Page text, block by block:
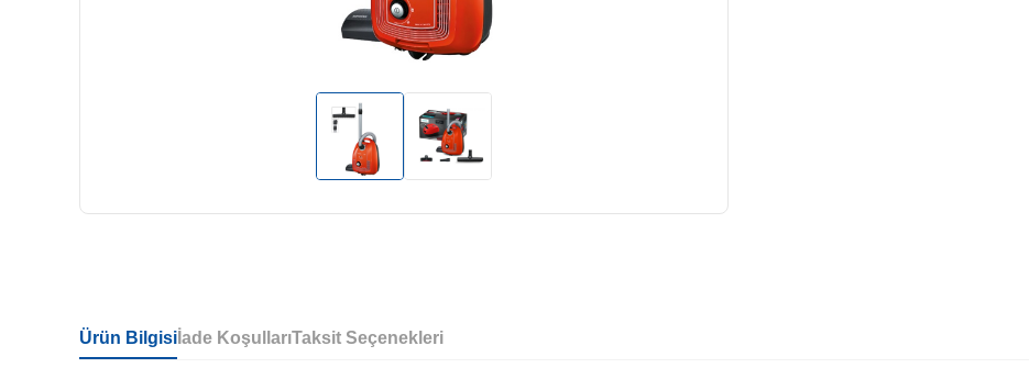
Ürün Bilgisi İade KoşullarıTaksit Seçenekleri